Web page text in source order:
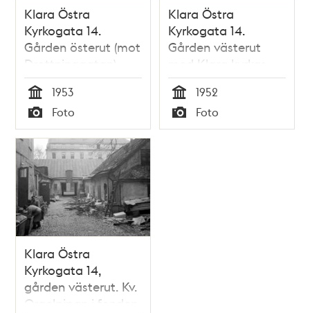
Klara Östra
Kyrkogata 14.
Gården österut (mot
Drottninggatan)
Tid
1953
Typ
Foto
Klara Östra
Kyrkogata 14.
Gården västerut
med Klara kyrkas
torn i fonden
Tid
1952
Typ
Foto
Klara Östra
Kyrkogata 14,
gården västerut. Kv.
Orgelpipan i fonden